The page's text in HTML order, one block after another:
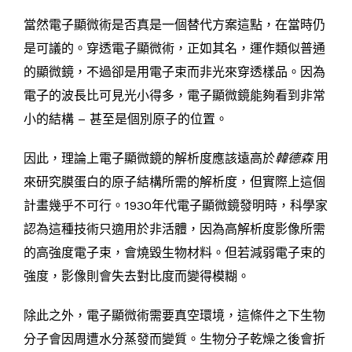
當然電子顯微術是否真是一個替代方案這點，在當時仍
是可議的。穿透電子顯微術，正如其名，運作類似普通
的顯微鏡，不過卻是用電子束而非光來穿透樣品。因為
電子的波長比可見光小得多，電子顯微鏡能夠看到非常
小的結構 – 甚至是個別原子的位置。
因此，理論上電子顯微鏡的解析度應該遠高於韓德森 用
來研究膜蛋白的原子結構所需的解析度，但實際上這個
計畫幾乎不可行。1930年代電子顯微鏡發明時，科學家
認為這種技術只適用於非活體，因為高解析度影像所需
的高強度電子束，會燒毀生物材料。但若減弱電子束的
強度，影像則會失去對比度而變得模糊。
除此之外，電子顯微術需要真空環境，這條件之下生物
分子會因周遭水分蒸發而變質。生物分子乾燥之後會折